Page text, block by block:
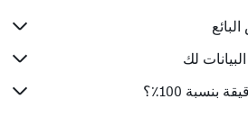
لك
بنسبة 100٪؟